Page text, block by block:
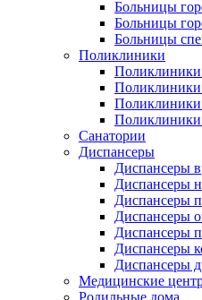
Больницы
Больницы
Больницы
Поликлиники
Поликлиники
Поликлиники
Поликлиники
Поликлиники
Санатории
Диспансеры
Диспансеры
Диспансеры
Диспансеры
Диспансеры
Диспансеры
Диспансеры
Диспансеры
Медицинские
Родильные дома